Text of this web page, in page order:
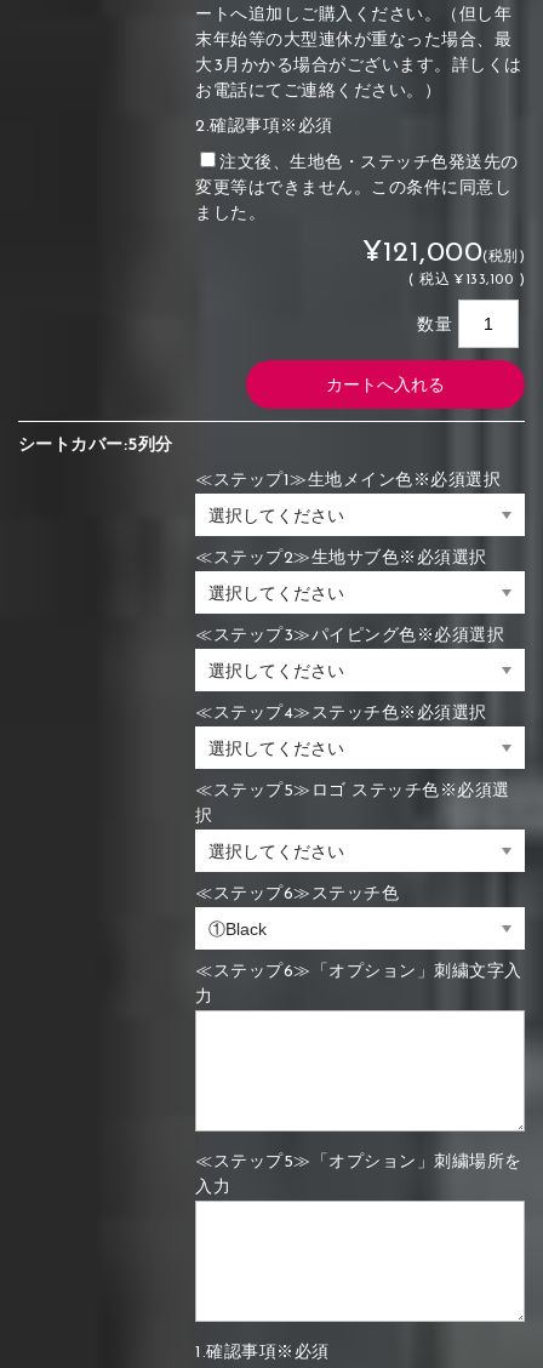
ートへ追加しご購入ください。（但し年
末年始等の大型連休が重なった場合、最
大3月かかる場合がございます。詳しくは
お電話にてご連絡ください。）
2.確認事項※必須
注文後、生地色・ステッチ色発送先の
変更等はできません。この条件に同意し
ました。
¥121,000(税別)
(税込 ¥133,100 )
数量
シートカバー:5列分
≪ステップ1≫生地メイン色※必須選択
≪ステップ2≫生地サブ色※必須選択
≪ステップ3≫パイピング色※必須選択
≪ステップ4≫ステッチ色※必須選択
≪ステップ5≫ロゴ ステッチ色※必須選
択
≪ステップ6≫ステッチ色
≪ステップ6≫「オプション」刺繍文字入
力
≪ステップ5≫「オプション」刺繍場所を
入力
1.確認事項※必須